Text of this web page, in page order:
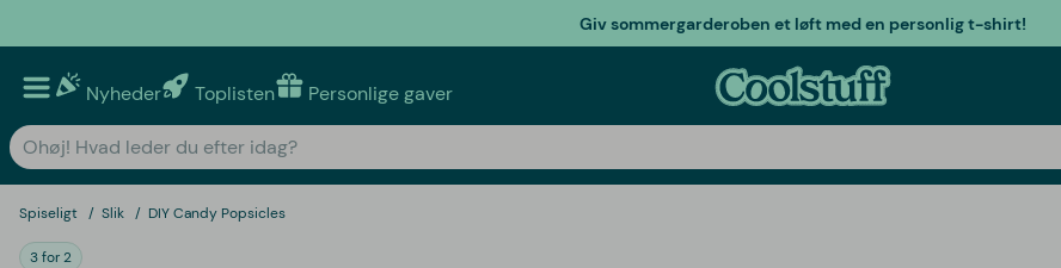
Giv sommergarderoben et løft med en personlig t-shirt!
Nyheder Toplisten Personlige gaver
Spiseligt Slik DIY Candy Popsicles
3 for 2